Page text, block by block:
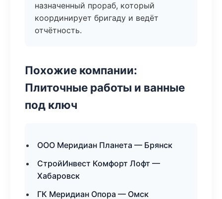
назначенный прораб, который
координирует бригаду и ведёт
отчётность.
Похожие компании:
Плиточные работы и ванные
под ключ
ООО Меридиан Планета — Брянск
СтройИнвест Комфорт Лофт —
Хабаровск
ГК Меридиан Опора — Омск